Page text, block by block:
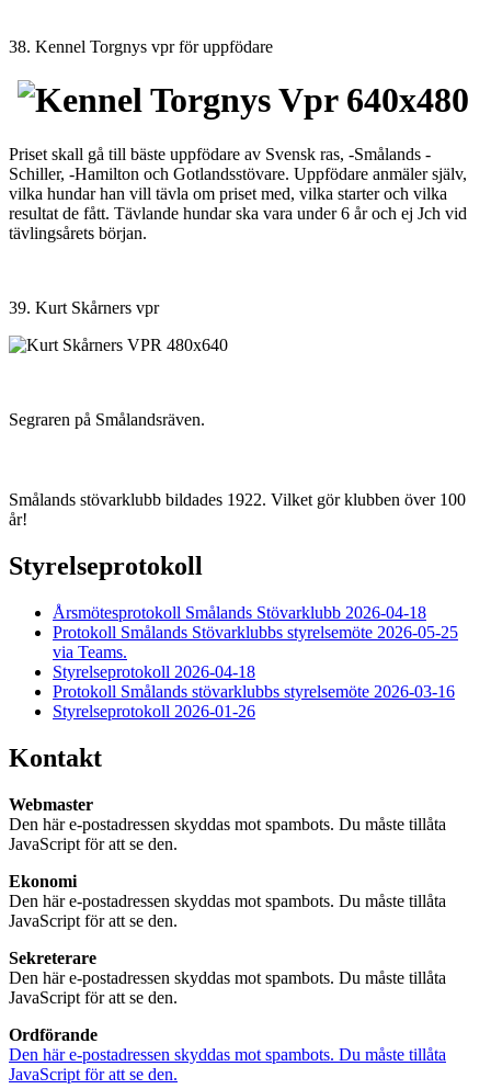
38. Kennel Torgnys vpr för uppfödare
Priset skall gå till bäste uppfödare av Svensk ras, -Smålands -
Schiller, -Hamilton och Gotlandsstövare. Uppfödare anmäler själv,
vilka hundar han vill tävla om priset med, vilka starter och vilka
resultat de fått. Tävlande hundar ska vara under 6 år och ej Jch vid
tävlingsårets början.
39. Kurt Skårners vpr
Segraren på Smålandsräven.
Smålands stövarklubb bildades 1922. Vilket gör klubben över 100
år!
Styrelseprotokoll
Årsmötesprotokoll Smålands Stövarklubb 2026-04-18
Protokoll Smålands Stövarklubbs styrelsemöte 2026-05-25
via Teams.
Styrelseprotokoll 2026-04-18
Protokoll Smålands stövarklubbs styrelsemöte 2026-03-16
Styrelseprotokoll 2026-01-26
Kontakt
Webmaster
Den här e-postadressen skyddas mot spambots. Du måste tillåta
JavaScript för att se den.
Ekonomi
Den här e-postadressen skyddas mot spambots. Du måste tillåta
JavaScript för att se den.
Sekreterare
Den här e-postadressen skyddas mot spambots. Du måste tillåta
JavaScript för att se den.
Ordförande
Den här e-postadressen skyddas mot spambots. Du måste tillåta
JavaScript för att se den.